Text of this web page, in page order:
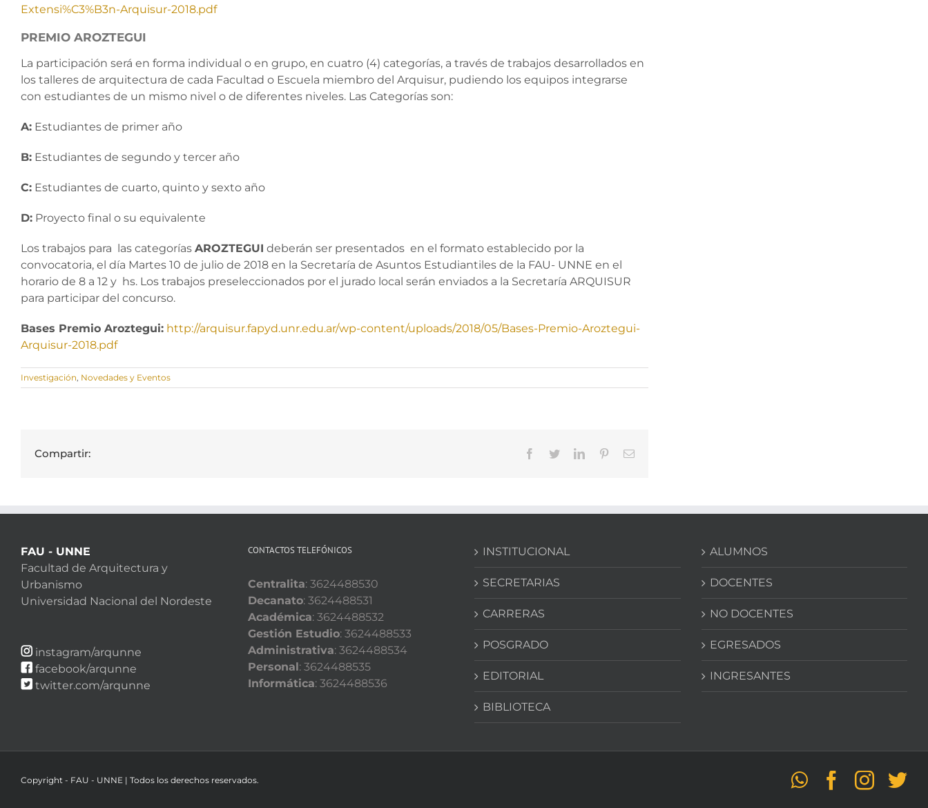
Extensi%C3%B3n-Arquisur-2018.pdf
PREMIO AROZTEGUI
La participación será en forma individual o en grupo, en cuatro (4) categorías, a través de trabajos desarrollados en
los talleres de arquitectura de cada Facultad o Escuela miembro del Arquisur, pudiendo los equipos integrarse
con estudiantes de un mismo nivel o de diferentes niveles. Las Categorías son:
A: Estudiantes de primer año
B: Estudiantes de segundo y tercer año
C: Estudiantes de cuarto, quinto y sexto año
D: Proyecto final o su equivalente
Los trabajos para las categorías AROZTEGUI deberán ser presentados en el formato establecido por la
convocatoria, el día Martes 10 de julio de 2018 en la Secretaría de Asuntos Estudiantiles de la FAU- UNNE en el
horario de 8 a 12 y hs. Los trabajos preseleccionados por el jurado local serán enviados a la Secretaría ARQUISUR
para participar del concurso.
Bases Premio Aroztegui: http://arquisur.fapyd.unr.edu.ar/wp-content/uploads/2018/05/Bases-Premio-Aroztegui-
Arquisur-2018.pdf
Investigación Novedades y Eventos
Compartir: Facebook
TwitterLinkedInPinterestCorreo
FAU - UNNE
Facultad de Arquitectura y
Urbanismo
Universidad Nacional del Nordeste
instagram/arqunne
facebook/arqunne
twitter.com/arqunne
CONTACTOS TELEFÓNICOS
Centralita: 3624488530
Decanato: 3624488531
Académica: 3624488532
Gestión Estudio: 3624488533
Administrativa: 3624488534
Personal: 3624488535
Informática: 3624488536
INSTITUCIONAL
SECRETARIAS
CARRERAS
POSGRADO
EDITORIAL
BIBLIOTECA
ALUMNOS
DOCENTES
NO DOCENTES
EGRESADOS
INGRESANTES
Copyright - FAU - UNNE | Todos los derechos reservados. WhatsApp
Facebook